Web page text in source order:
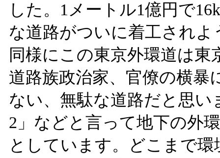
した。1メートル1億円で
な道路がついに着工され
同様にこの東京外環道は
道路族政治家、官僚の横
ない、無駄な道路だと思
2」などと言って地下の外
としています。どこまで